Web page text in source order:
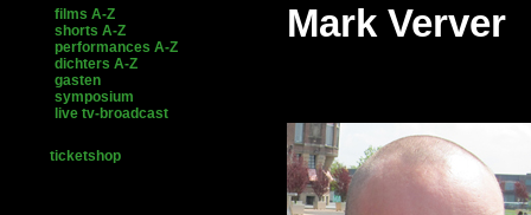
films A-Z
shorts A-Z
performances A-Z
dichters A-Z
gasten
symposium
live tv-broadcast
ticketshop
Mark Verver